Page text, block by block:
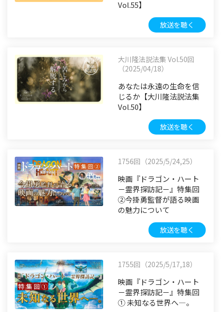
Vol.55】
放送を聴く
大川隆法説法集 Vol.50回
（2025/04/18）
あなたは永遠の生命を信
じるか【大川隆法説法集
Vol.50】
放送を聴く
1756回（2025/5/24,25）
映画『ドラゴン・ハート
－霊界探訪記－』特集回
②今掛勇監督が語る映画
の魅力について
放送を聴く
1755回（2025/5/17,18）
映画『ドラゴン・ハート
－霊界探訪記－』特集回
① 未知なる世界へ―。